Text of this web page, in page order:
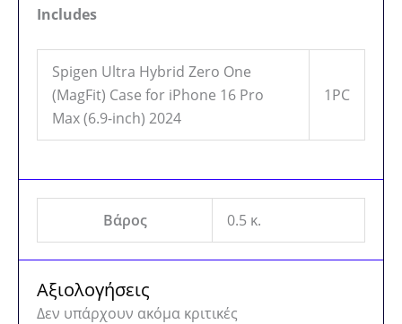
Includes
Spigen Ultra Hybrid Zero One
(MagFit) Case for iPhone 16 Pro
Max (6.9-inch) 2024
1PC
Βάρος 0.5 κ.
Αξιολογήσεις
Δεν υπάρχουν ακόμα κριτικές